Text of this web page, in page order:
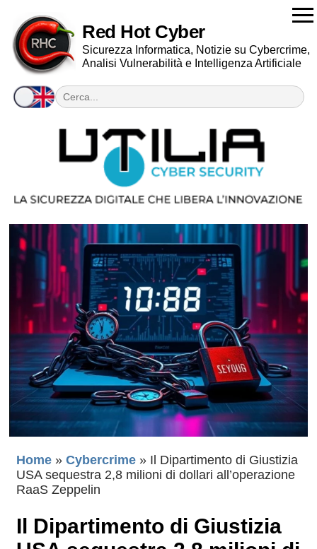
Red Hot Cyber
Sicurezza Informatica, Notizie su Cybercrime,
Analisi Vulnerabilità e Intelligenza Artificiale
Home » Cybercrime » Il Dipartimento di Giustizia
USA sequestra 2,8 milioni di dollari all’operazione
RaaS Zeppelin
Il Dipartimento di Giustizia